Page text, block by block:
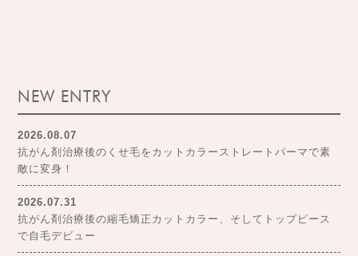
NEW ENTRY
2026.08.07
抗がん剤治療後のくせ毛をカットカラーストレートパーマで素
敵に変身！
2026.07.31
抗がん剤治療後の縮毛矯正カットカラー、そしてトップピース
で自毛デビュー